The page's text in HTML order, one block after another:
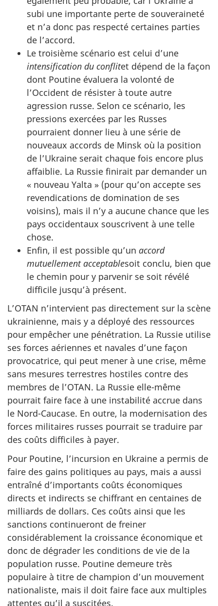
subi une importante perte de souveraineté
et n’a donc pas respecté certaines parties
de l’accord.
Le troisième scénario est celui d’une
intensification du conflitet dépend de la façon
dont Poutine évaluera la volonté de
l’Occident de résister à toute autre
agression russe. Selon ce scénario, les
pressions exercées par les Russes
pourraient donner lieu à une série de
nouveaux accords de Minsk où la position
de l’Ukraine serait chaque fois encore plus
affaiblie. La Russie finirait par demander un
« nouveau Yalta » (pour qu’on accepte ses
revendications de domination de ses
voisins), mais il n’y a aucune chance que les
pays occidentaux souscrivent à une telle
chose.
Enfin, il est possible qu’un accord
mutuellement acceptablesoit conclu, bien que
le chemin pour y parvenir se soit révélé
difficile jusqu’à présent.
L’OTAN n’intervient pas directement sur la scène
ukrainienne, mais y a déployé des ressources
pour empêcher une pénétration. La Russie utilise
ses forces aériennes et navales d’une façon
provocatrice, qui peut mener à une crise, même
sans mesures terrestres hostiles contre des
membres de l’OTAN. La Russie elle-même
pourrait faire face à une instabilité accrue dans
le Nord-Caucase. En outre, la modernisation des
forces militaires russes pourrait se traduire par
des coûts difficiles à payer.
Pour Poutine, l’incursion en Ukraine a permis de
faire des gains politiques au pays, mais a aussi
entraîné d’importants coûts économiques
directs et indirects se chiffrant en centaines de
milliards de dollars. Ces coûts ainsi que les
sanctions continueront de freiner
considérablement la croissance économique et
donc de dégrader les conditions de vie de la
population russe. Poutine demeure très
populaire à titre de champion d’un mouvement
nationaliste, mais il doit faire face aux multiples
attentes qu’il a suscitées.